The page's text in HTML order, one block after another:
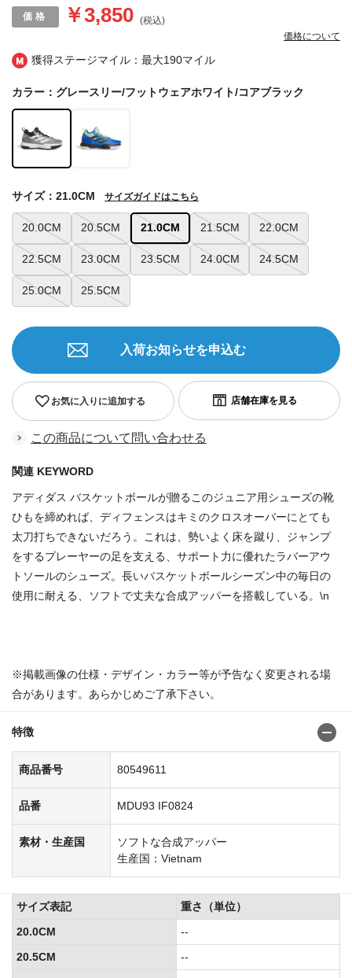
獲得ステージマイル：最大190マイル
￥3,850 (税込)
価格について
カラー：グレースリー/フットウェアホワイト/コアブラック
20.0CM 20.5CM 21.0CM 21.5CM 22.0CM
22.5CM 23.0CM 23.5CM 24.0CM 24.5CM
25.0CM 25.5CM
サイズ：21.0CM サイズガイドはこちら
お気に入りに追加する
入荷お知らせを申込む
この商品について問い合わせる
関連 KEYWORD
アディダス バスケットボールが贈るこのジュニア用シューズの靴
ひもを締めれば、ディフェンスはキミのクロスオーバーにとても
太刀打ちできないだろう。これは、勢いよく床を蹴り、ジャンプ
をするプレーヤーの足を支える、サポート力に優れたラバーアウ
トソールのシューズ。長いバスケットボールシーズン中の毎日の
使用に耐える、ソフトで丈夫な合成アッパーを搭載している。\n
※掲載画像の仕様・デザイン・カラー等が予告なく変更される場
合があります。あらかじめご了承下さい。
特徴
商品番号 80549611
品番 MDU93 IF0824
素材・生産国
ソフトな合成アッパー
生産国：Vietnam
サイズ表記
重さ（単位）
20.0CM
--
20.5CM
--